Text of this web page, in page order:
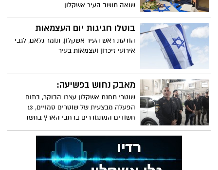
שואה תושב העיר אשקלון
בוטלו חגיגות יום העצמאות
הודעת ראש העיר אשקלון, תומר גלאם, לגבי
אירועי זיכרון ועצמאות בעיר
מאבק נחוש בפשיעה:
שוטרי תחנת אשקלון עצרו הבוקר, בתום
הפעלה מבצעית של שוטרים סמויים, 13
חשודים המתגוררים ברחבי הארץ בחשד